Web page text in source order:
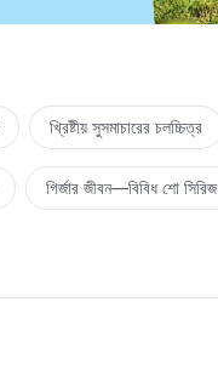
খ্রিষ্টীয় সুসমাচারের চলচ্চিত্র
গির্জার জীবন—বিবিধ শো সিরিজ